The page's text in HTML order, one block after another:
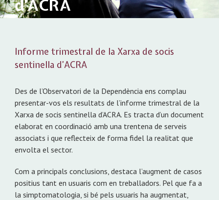
d’ACRA
Informe trimestral de la Xarxa de socis
sentinella d’ACRA
Des de l’Observatori de la Dependència ens complau
presentar-vos els resultats de l’informe trimestral de la
Xarxa de socis sentinella d’ACRA. Es tracta d’un document
elaborat en coordinació amb una trentena de serveis
associats i que reflecteix de forma fidel la realitat que
envolta el sector.
Com a principals conclusions, destaca l’augment de casos
positius tant en usuaris com en treballadors. Pel que fa a
la simptomatologia, si bé pels usuaris ha augmentat,